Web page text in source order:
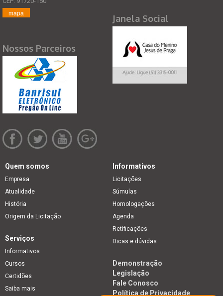
mapa
Nossos Parceiros
Janela Social
Quem somos
Empresa
Atualidade
História
Origem da Licitação
Informativos
Licitações
Súmulas
Homologações
Agenda
Retificações
Dicas e dúvidas
Serviços
Informativos
Cursos
Certidões
Saiba mais
Demonstração
Legislação
Fale Conosco
Política de Privacidade